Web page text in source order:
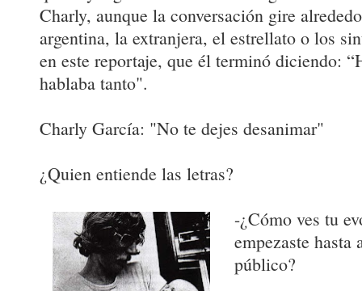
Charly, aunque la conversación gire
argentina, la extranjera, el estrellato o los
en este reportaje, que él terminó diciendo:
hablaba tanto".
Charly García: "No te dejes desanimar"
¿Quien entiende las letras?
-¿Cómo ves tu
empezaste hasta
público?